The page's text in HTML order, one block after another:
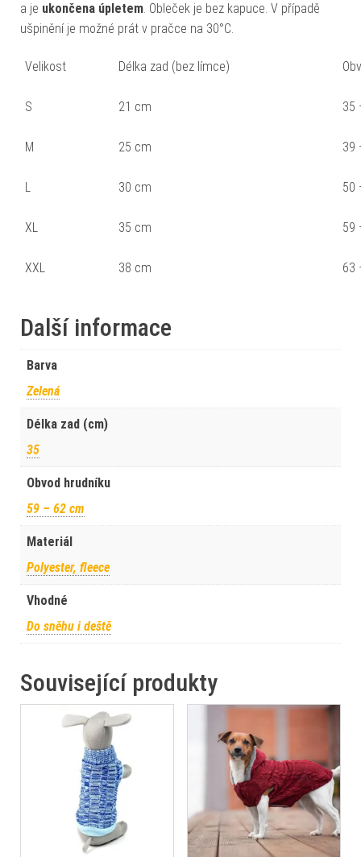
a je ukončena úpletem. Obleček je bez kapuce. V případě
ušpinění je možné prát v pračce na 30°C.
Velikost Délka zad (bez límce)
S 21 cm 35
M 25 cm 39
L 30 cm 50
XL 35 cm 59
XXL 38 cm 63
Další informace
Barva
Zelená
Délka zad (cm)
35
Obvod hrudníku
59 – 62 cm
Materiál
Polyester, fleece
Vhodné
Do sněhu i deště
Související produkty